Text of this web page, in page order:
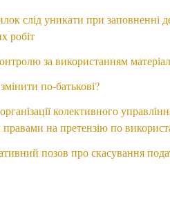
слід уникати при заповненні
робіт
за використанням
по-батькові?
колективного
правами на претензію по
позов про скасування